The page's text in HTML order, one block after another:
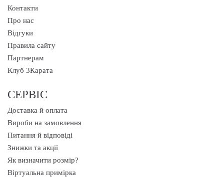
Контакти
Про нас
Відгуки
Правила сайту
Партнерам
Клуб 3Карата
СЕРВІС
Доставка й оплата
Вироби на замовлення
Питання й відповіді
Знижки та акції
Як визначити розмір?
Віртуальна примірка